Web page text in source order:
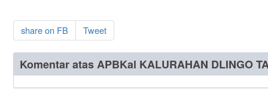
share on FB Tweet
Komentar atas APBKal KALURAHAN DLINGO